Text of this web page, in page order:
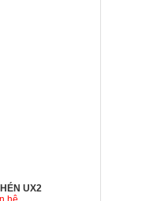
UX2